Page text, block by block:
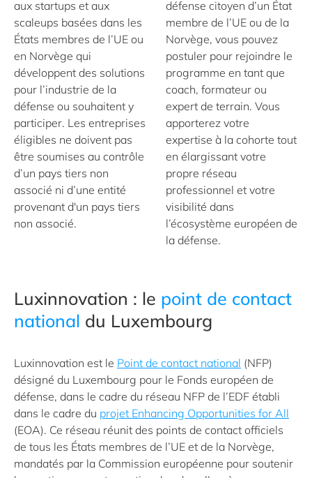
aux startups et aux
scaleups basées dans les
États membres de l’UE ou
en Norvège qui
développent des solutions
pour l’industrie de la
défense ou souhaitent y
participer. Les entreprises
éligibles ne doivent pas
être soumises au contrôle
d’un pays tiers non
associé ni d’une entité
provenant d'un pays tiers
non associé.
défense citoyen d’un État
membre de l’UE ou de la
Norvège, vous pouvez
postuler pour rejoindre le
programme en tant que
coach, formateur ou
expert de terrain. Vous
apporterez votre
expertise à la cohorte tout
en élargissant votre
propre réseau
professionnel et votre
visibilité dans
l’écosystème européen de
la défense.
Luxinnovation : le point de contact
national du Luxembourg
Luxinnovation est le Point de contact national (NFP)
désigné du Luxembourg pour le Fonds européen de
défense, dans le cadre du réseau NFP de l’EDF établi
dans le cadre du projet Enhancing Opportunities for All
(EOA). Ce réseau réunit des points de contact officiels
de tous les États membres de l’UE et de la Norvège,
mandatés par la Commission européenne pour soutenir